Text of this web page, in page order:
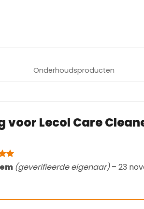
Onderhoudsproducten
voor Lecol Care
(geverifieerde eigenaar) – 23